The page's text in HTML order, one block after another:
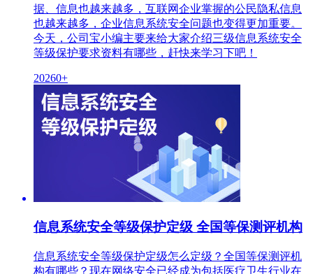
据、信息也越来越多，互联网企业掌握的公民隐私信息
也越来越多，企业信息系统安全问题也变得更加重要。
今天，公司宝小编主要来给大家介绍三级信息系统安全
等级保护要求资料有哪些，赶快来学习下吧！
20260+
信息系统安全等级保护定级 全国等保测评机构
信息系统安全等级保护定级怎么定级？全国等保测评机
构有哪些？现在网络安全已经成为包括医疗卫生行业在